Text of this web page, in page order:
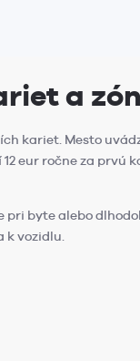
a
kariet. Mesto
eur ročne za prvú
pri byte alebo
vozidlu.